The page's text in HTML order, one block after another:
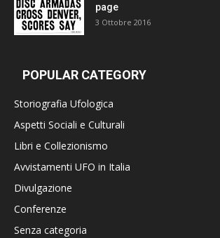
page
3 Ottobre 2016
POPULAR CATEGORY
Storiografia Ufologica
Aspetti Sociali e Culturali
Libri e Collezionismo
Avvistamenti UFO in Italia
Divulgazione
Conferenze
Senza categoria